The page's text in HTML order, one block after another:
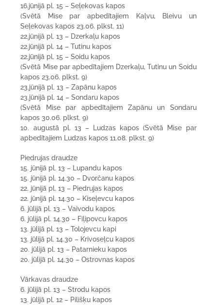
16.jūnijā pl. 15 – Seļekovas kapos
(Svētā Mise par apbedītajiem Kaļvu, Bleivu un
Seļekovas kapos 23.06. plkst. 11)
22.jūnijā pl. 13 – Dzerkaļu kapos
22.jūnijā pl. 14 – Tutinu kapos
22.jūnijā pl. 15 – Soidu kapos
(Svētā Mise par apbedītajiem Dzerkaļu, Tutinu un Soidu
kapos 23.06. plkst. 9)
23.jūnijā pl. 13 – Zapānu kapos
23.jūnijā pl. 14 – Sondaru kapos
(Svētā Mise par apbedītajiem Zapānu un Sondaru
kapos 30.06. plkst. 9)
10. augustā pl. 13 – Ludzas kapos (Svētā Mise par
apbedītajiem Ludzas kapos 11.08. plkst. 9)
Piedrujas draudze
15. jūnijā pl. 13 – Lupandu kapos
15. jūnijā pl. 14.30 – Dvorčanu kapos
22. jūnijā pl. 13 – Piedrujas kapos
22. jūnijā pl. 14.30 – Kiseļevcu kapos
6. jūlijā pl. 13 – Vaivodu kapos
6. jūlijā pl. 14.30 – Fiļipovcu kapos
13. jūlijā pl. 13 – Tolojevcu kapi
13. jūlijā pl. 14.30 – Krivoseļcu kapos
20. jūlijā pl. 13 – Patarnieku kapos
20. jūlijā pl. 14.30 – Ostrovnas kapos
Vārkavas draudze
6. jūlijā pl. 13 – Strodu kapos
13. jūlijā pl. 12 – Pilišķu kapos